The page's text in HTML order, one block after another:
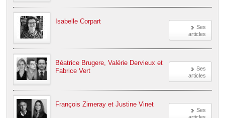
Ses
articles
Isabelle Corpart
Ses
articles
Béatrice Brugere, Valérie Dervieux et
Fabrice Vert
Ses
François Zimeray et Justine Vinet